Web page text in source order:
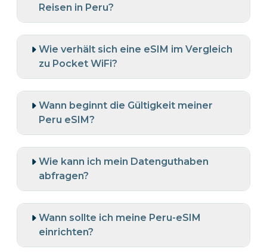
Reisen in Peru?
Wie verhält sich eine eSIM im Vergleich
zu Pocket WiFi?
Wann beginnt die Gültigkeit meiner
Peru eSIM?
Wie kann ich mein Datenguthaben
abfragen?
Wann sollte ich meine Peru-eSIM
einrichten?